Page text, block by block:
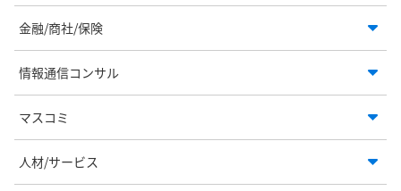
金融/商社/保険
情報通信コンサル
マスコミ
人材/サービス